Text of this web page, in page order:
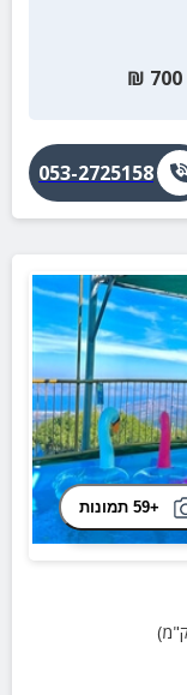
700
₪
053-2725158
+59 תמונות